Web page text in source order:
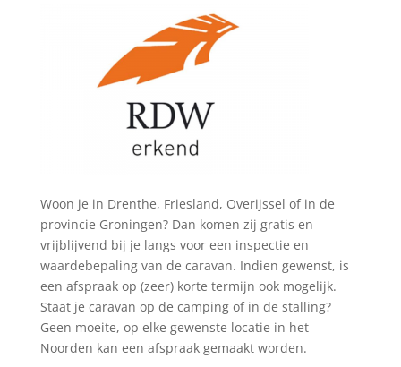
Woon je in Drenthe, Friesland, Overijssel of in de
provincie Groningen? Dan komen zij gratis en
vrijblijvend bij je langs voor een inspectie en
waardebepaling van de caravan. Indien gewenst, is
een afspraak op (zeer) korte termijn ook mogelijk.
Staat je caravan op de camping of in de stalling?
Geen moeite, op elke gewenste locatie in het
Noorden kan een afspraak gemaakt worden.